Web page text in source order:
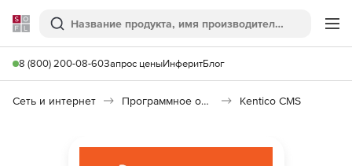
Softline
Поиск
8 (800) 200-08-60Запрос ценыИнферитБлог
Сеть и интернет Программное обеспечение для создания сайтов Kentico CMS